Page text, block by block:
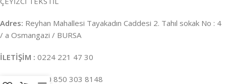
Adres: Reyhan Mahallesi Tayakadın Caddesi 2. Tahıl sokak No : 4
/ a Osmangazi / BURSA
İLETİŞİM : 0224 221 47 30
0 850 303 8148